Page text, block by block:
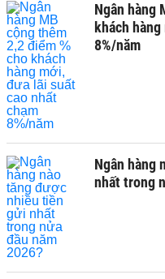
Ngân hàng
khách
8%/năm
Ngân hàng
nhất trong